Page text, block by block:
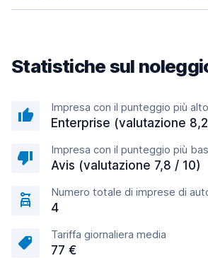
Statistiche sul
Impresa con il punteggio più alto
Enterprise (valutazione
Impresa con il punteggio più
Avis (valutazione 7,8 / 10)
Numero totale di imprese di
4
Tariffa giornaliera media
77 €